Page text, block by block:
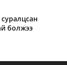
болжээ